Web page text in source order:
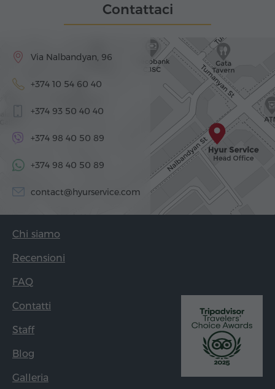
Contattaci
Via Nalbandyan, 96
+374 10 54 60 40
+374 93 50 40 40
+374 98 40 50 89
+374 98 40 50 89
contact@hyurservice.com
Chi siamo
Recensioni
FAQ
Contatti
Staff
Blog
Galleria